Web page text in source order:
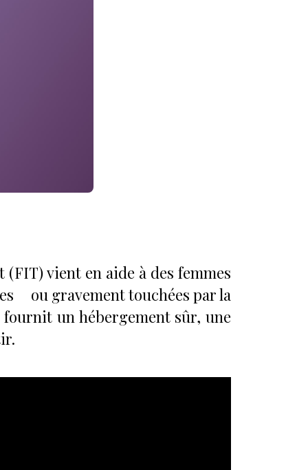
(FIT) vient en aide à des femmes
gravement touchées par la
un hébergement sûr, une